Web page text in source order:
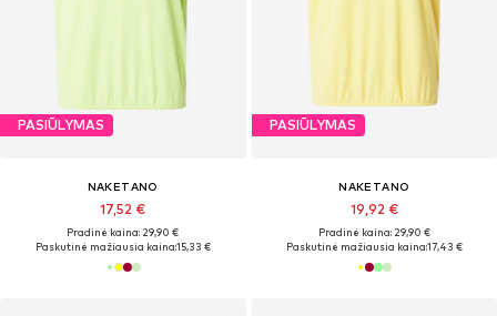
PASIŪLYMAS
NAKETANO
17,52 €
Pradinė kaina: 29,90 €
Paskutinė mažiausia kaina:15,33 €
PASIŪLYMAS
NAKETANO
19,92 €
Pradinė kaina: 29,90 €
Paskutinė mažiausia kaina:17,43 €